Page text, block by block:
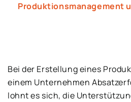
Produktionsmanagement
Bei der Erstellung eines
einem Unternehmen
lohnt es sich, die